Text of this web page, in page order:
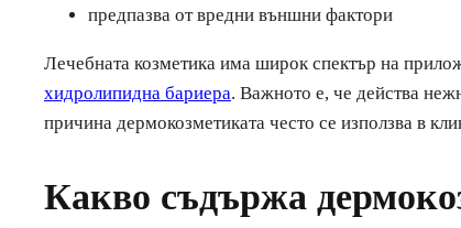
предпазва от вредни външни фактори
Лечебната козметика има широк спектър на
хидролипидна бариера. Важното е, че действа
причина дермокозметиката често се използва в
Какво съдържа